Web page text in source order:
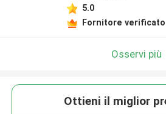
5.0
Fornitore verificato
Osservi più
Ottieni il miglior